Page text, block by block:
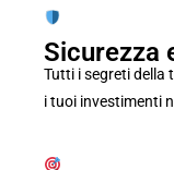
Sicurezza
Tutti i segreti della
i tuoi investimenti